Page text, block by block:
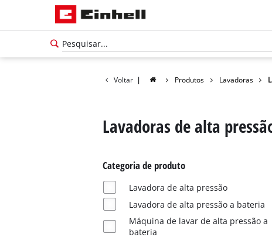
Voltar | Produtos Lavadoras
Lavadoras de alta
Categoria de produto
Lavadora de alta pressão
Lavadora de alta pressão a bateria
Máquina de lavar de alta pressão a
bateria